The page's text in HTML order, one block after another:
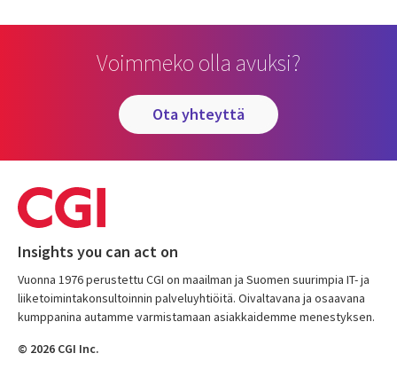
Voimmeko olla avuksi?
ota yhteyttä
Insights you can act on
Vuonna 1976 perustettu CGI on maailman ja Suomen suurimpia IT- ja
liiketoimintakonsultoinnin palveluyhtiöitä. Oivaltavana ja osaavana
kumppanina autamme varmistamaan asiakkaidemme menestyksen.
© 2026 CGI Inc.